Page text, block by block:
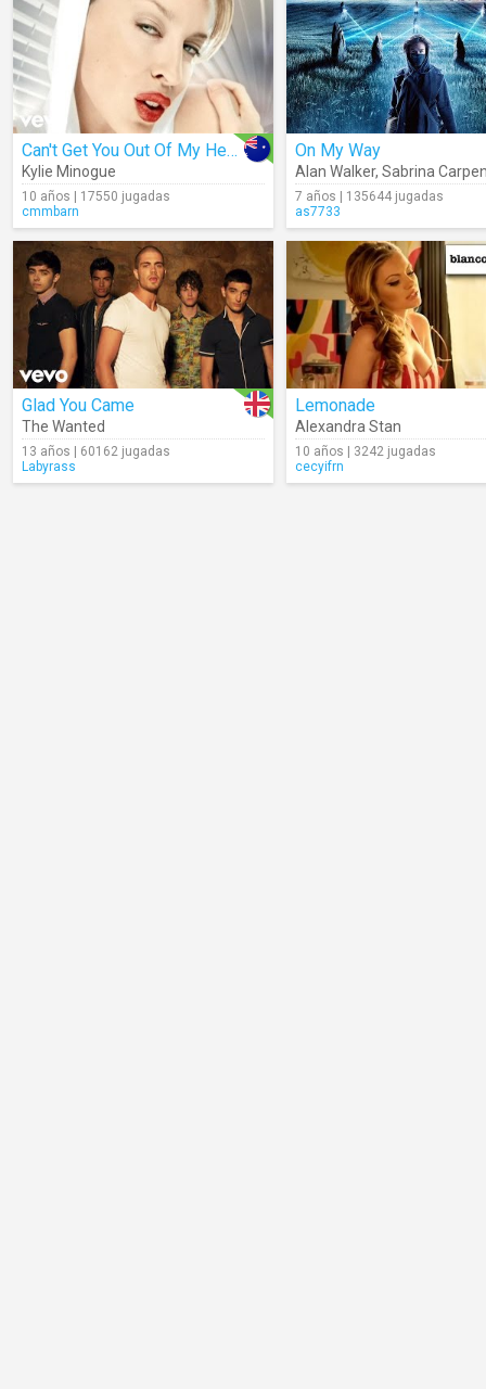
Can't Get You Out Of My Head
Kylie Minogue
10 años | 17550 jugadas
cmmbarn
On My Way
Alan Walker, Sabrina
7 años | 135644 jugadas
as7733
Glad You Came
The Wanted
13 años | 60162 jugadas
Labyrass
Lemonade
Alexandra Stan
10 años | 3242 jugadas
cecyifrn